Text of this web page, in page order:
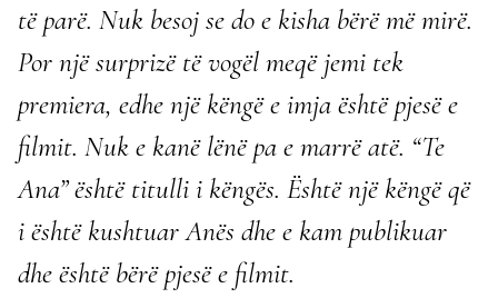
të parë. Nuk besoj se do e kisha bërë më mirë.
Por një surprizë të vogël meqë jemi tek
premiera, edhe një këngë e imja është pjesë e
filmit. Nuk e kanë lënë pa e marrë atë. “Te
Ana” është titulli i këngës. Është një këngë që
i është kushtuar Anës dhe e kam publikuar
dhe është bërë pjesë e filmit.